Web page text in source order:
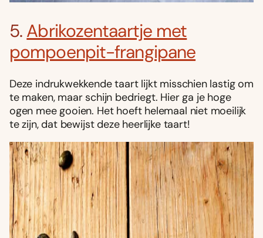
5. Abrikozentaartje met
pompoenpit-frangipane
Deze indrukwekkende taart lijkt misschien lastig om
te maken, maar schijn bedriegt. Hier ga je hoge
ogen mee gooien. Het hoeft helemaal niet moeilijk
te zijn, dat bewijst deze heerlijke taart!